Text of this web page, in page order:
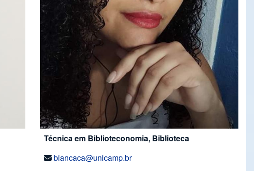
Técnica em Biblioteconomia, Biblioteca
biancaca@unicamp.br